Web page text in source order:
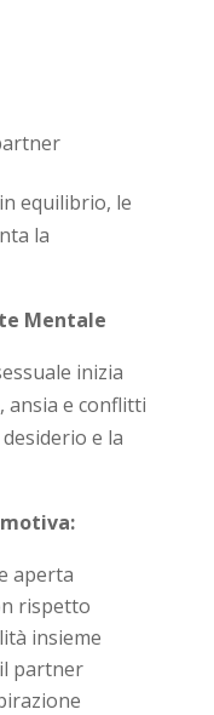
equilibrio, le
la
Mentale
inizia
ansia e conflitti
e la
aperta
rispetto
insieme
partner